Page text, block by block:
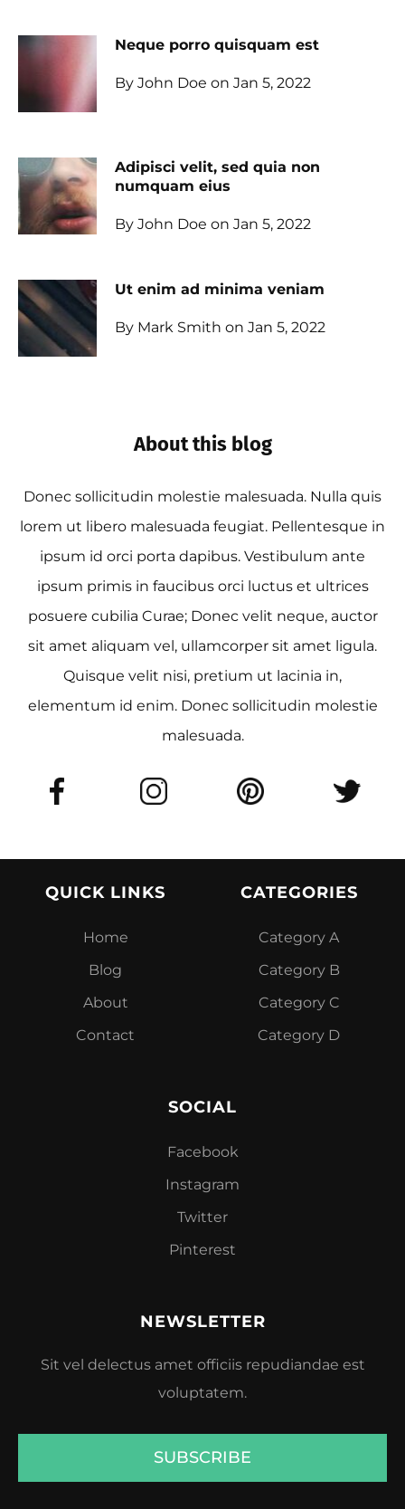
Neque porro quisquam est
By John Doe on Jan 5, 2022
Adipisci velit, sed quia non
numquam eius
By John Doe on Jan 5, 2022
Ut enim ad minima veniam
By Mark Smith on Jan 5, 2022
About this blog
Donec sollicitudin molestie malesuada. Nulla quis
lorem ut libero malesuada feugiat. Pellentesque in
ipsum id orci porta dapibus. Vestibulum ante
ipsum primis in faucibus orci luctus et ultrices
posuere cubilia Curae; Donec velit neque, auctor
sit amet aliquam vel, ullamcorper sit amet ligula.
Quisque velit nisi, pretium ut lacinia in,
elementum id enim. Donec sollicitudin molestie
malesuada.
QUICK LINKS
Home
Blog
About
Contact
CATEGORIES
Category A
Category B
Category C
Category D
SOCIAL
Facebook
Instagram
Twitter
Pinterest
NEWSLETTER
Sit vel delectus amet officiis repudiandae est
voluptatem.
SUBSCRIBE